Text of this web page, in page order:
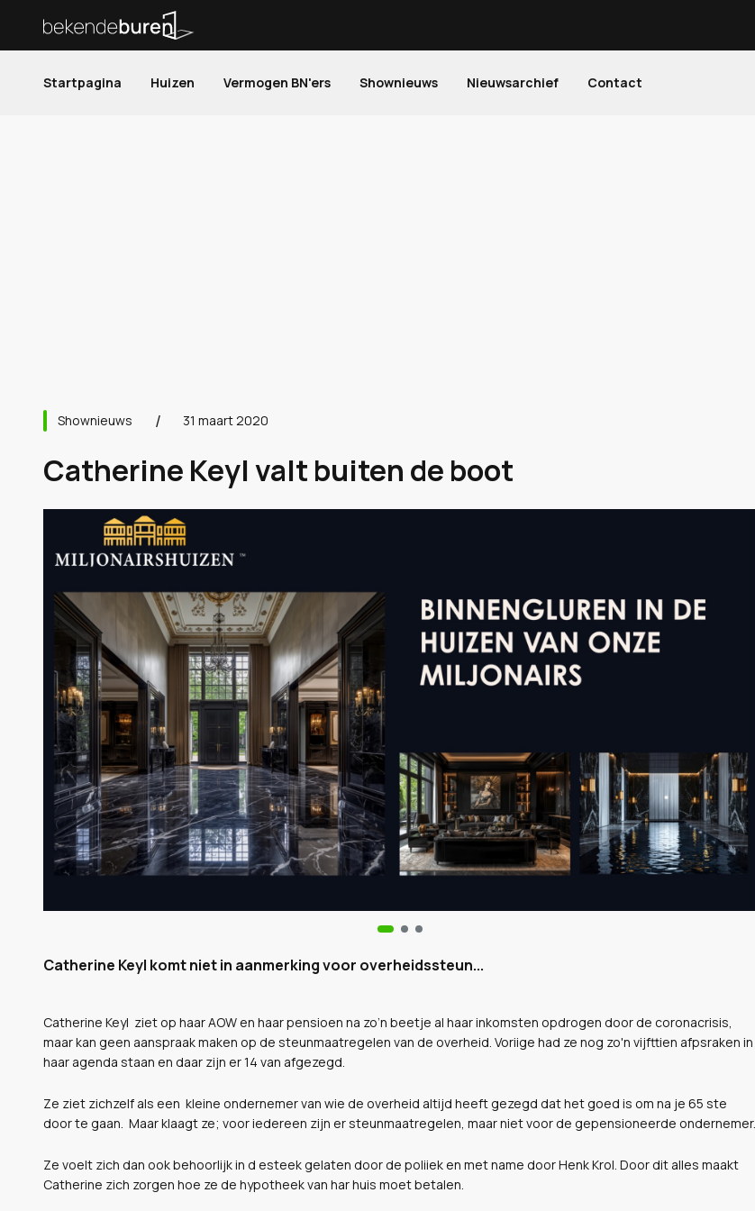
Startpagina Huizen Vermogen BN'ers Shownieuws Nieuwsarchief Contact
Shownieuws 31 maart 2020
Catherine Keyl valt buiten de boot
Catherine Keyl komt niet in aanmerking voor overheidssteun...
Catherine Keyl ziet op haar AOW en haar pensioen na zo’n beetje al haar inkomsten opdrogen door de coronacrisis,
maar kan geen aanspraak maken op de steunmaatregelen van de overheid. Voriige had ze nog zo'n vijfttien afpsraken in
haar agenda staan en daar zijn er 14 van afgezegd.
Ze ziet zichzelf als een kleine ondernemer van wie de overheid altijd heeft gezegd dat het goed is om na je 65 ste
door te gaan. Maar klaagt ze; voor iedereen zijn er steunmaatregelen, maar niet voor de gepensioneerde ondernemer.
Ze voelt zich dan ook behoorlijk in d esteek gelaten door de poliiek en met name door Henk Krol. Door dit alles maakt
Catherine zich zorgen hoe ze de hypotheek van har huis moet betalen.